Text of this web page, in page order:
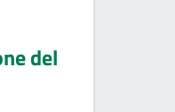
del